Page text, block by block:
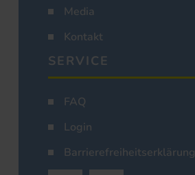
Media
Kontakt
SERVICE
FAQ
Login
Barrierefreiheitserklärung